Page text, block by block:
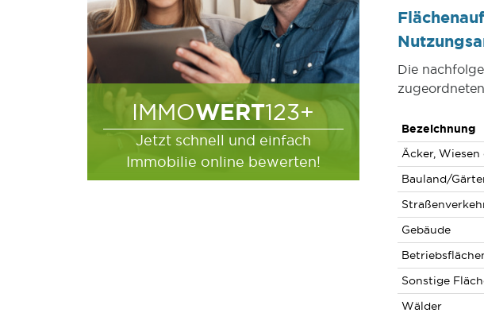
IMMOWERT123+
Jetzt schnell und einfach
Immobilie online bewerten!
Die
Bezeichnung
Äcker,
Bauland/
Gebäude
Sonstige
Wälder